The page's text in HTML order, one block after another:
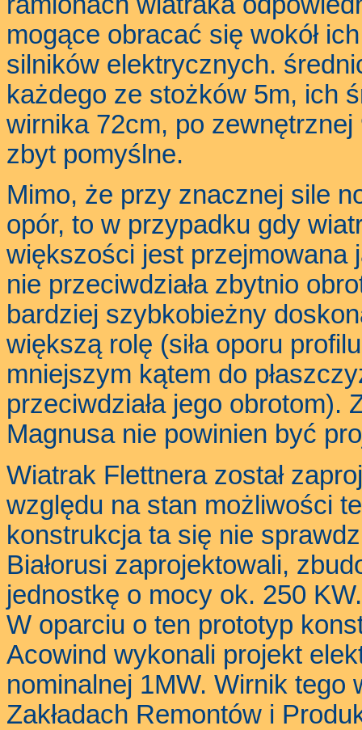
mogące obracać się wokół
silników elektrycznych.
każdego ze stożków 5m, ich
wirnika 72cm, po
zbyt pomyślne.
Mimo, że przy znacznej sile
opór, to w przypadku gdy
większości jest przejmowana
nie przeciwdziała zbytnio
bardziej szybkobieżny
większą rolę (siła oporu
mniejszym kątem do
przeciwdziała jego obrotom).
Magnusa nie powinien być
Wiatrak Flettnera został
względu na stan możliwości
konstrukcja ta się nie
Białorusi zaprojektowali,
jednostkę o mocy ok. 250 KW.
W oparciu o ten prototyp
Acowind wykonali projekt
nominalnej 1MW. Wirnik tego
Zakładach Remontów i